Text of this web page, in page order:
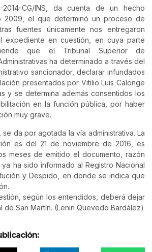
CG/INS, da cuenta de un hecho
2009, el que determinó un proceso de
fuentes únicamente nos entregaron
expediente en cuestión, en cuya parte
que el Tribunal Superior de
ha determinado a través del
sancionador, declarar infundados
presentados por Vitilio Luis Calonge
y se determina además consentidos los
en la función pública, por haber
muy grave.
da por agotada la vía administrativa. La
es del 21 de noviembre de 2016, es
meses de emitido el documento, razón
ha sido informado al Registro Nacional
y Despido, en donde se indica que
según los entendidos, deberá dejar
de San Martín. (Lenin Quevedo Bardález)